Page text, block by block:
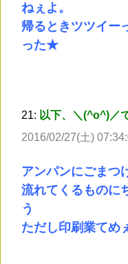
ねぇよ。
帰るときツツイー
った★
21: 以下、＼(^o^)／
2016/02/27(土)
アンパンにごまつ
流れてくるものに
う
ただし印刷業てめ